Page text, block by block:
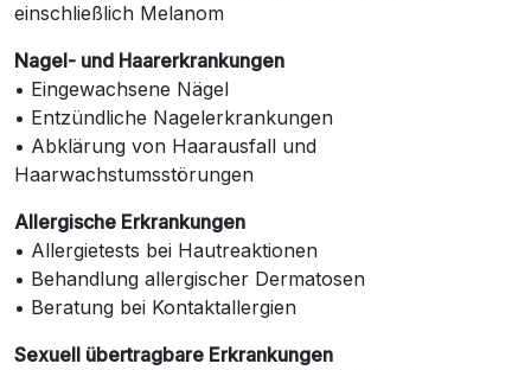
einschließlich Melanom
Nagel- und Haarerkrankungen
• Eingewachsene Nägel
• Entzündliche Nagelerkrankungen
• Abklärung von Haarausfall und
Haarwachstumsstörungen
Allergische Erkrankungen
• Allergietests bei Hautreaktionen
• Behandlung allergischer Dermatosen
• Beratung bei Kontaktallergien
Sexuell übertragbare Erkrankungen